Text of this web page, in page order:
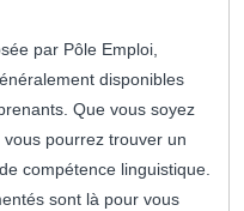
par Pôle Emploi,
disponibles
Que vous soyez
pourrez trouver un
compétence linguistique.
sont là pour vous